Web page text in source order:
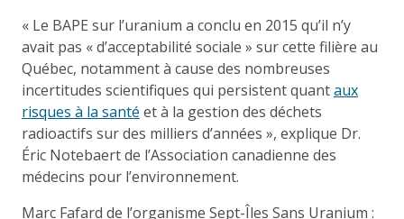
« Le BAPE sur l’uranium a conclu en 2015 qu’il n’y
avait pas « d’acceptabilité sociale » sur cette filière au
Québec, notamment à cause des nombreuses
incertitudes scientifiques qui persistent quantaux
risques à la santé et à la gestion des déchets
radioactifs sur des milliers d’années », explique Dr.
Éric Notebaert de l’Association canadienne des
médecins pour l’environnement.
Marc Fafard de l’organisme Sept-Îles Sans Uranium :